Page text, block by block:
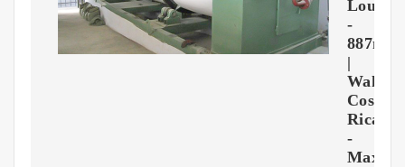
Louana
-
887ml
|
Costa
Rica
-
Maxi